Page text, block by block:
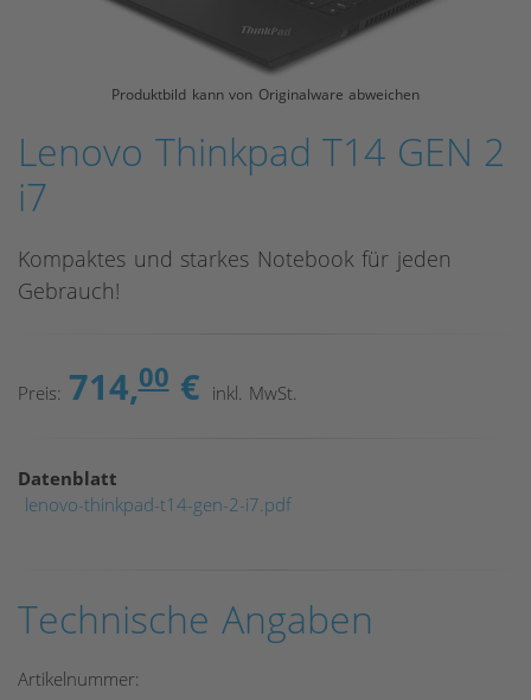
Produktbild kann von Originalware abweichen
Lenovo Thinkpad T14 GEN 2
i7
Kompaktes und starkes Notebook für jeden
Gebrauch!
Preis: 714,00€ inkl. MwSt.
Datenblatt
lenovo-thinkpad-t14-gen-2-i7.pdf
Technische Angaben
Artikelnummer: